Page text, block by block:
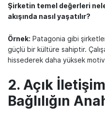
Şirketin temel değerleri
akışında nasıl yaşatılır?
Örnek: Patagonia gibi
güçlü bir kültüre sahiptir.
hissederek daha yüksek
2. Açık
Bağlılığın